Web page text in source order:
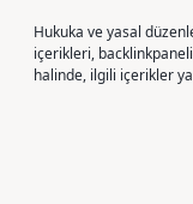
Hukuka ve yasal
içerikleri,
halinde, ilgili içerikler